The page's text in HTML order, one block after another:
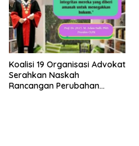
Koalisi 19 Organisasi Advokat
Serahkan Naskah
Rancangan Perubahan